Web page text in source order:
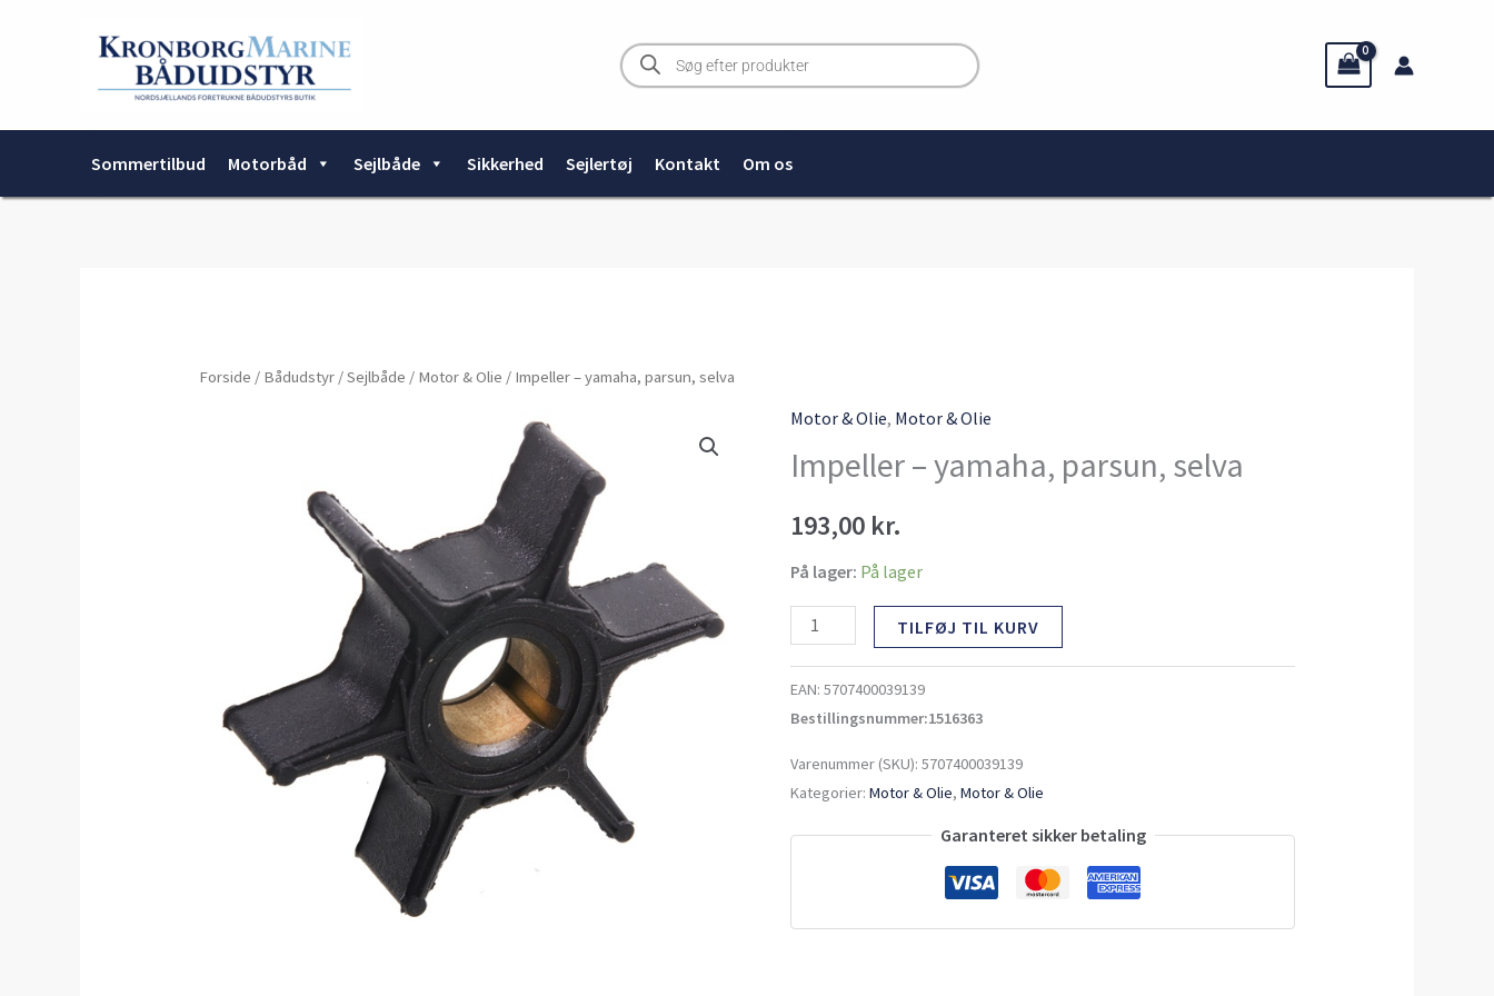
Products
search
Sommertilbud Motorbåd Sejlbåde Sikkerhed Sejlertøj Kontakt Om os
Forside / Bådudstyr/Sejlbåde / Motor & Olie / Impeller – yamaha, parsun, selva
Motor & Olie, Motor & Olie
Impeller – yamaha, parsun, selva
193,00 kr.
På lager: På lager
-
parsun,
antal
TILFØJ TIL KURV
EAN:5707400039139
Bestillingsnummer:1516363
Varenummer (SKU):5707400039139
Kategorier:Motor & Olie,Motor & Olie
Garanteret sikker betaling